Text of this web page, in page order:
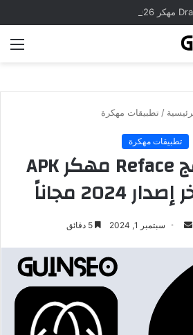
/ تطبيقات مهكرة
تطبيقات مهكرة
تحميل برنامج Reface مهكر APK
2024 مجاناً
أرسل سبتمبر 1, 2024 5 دقائق